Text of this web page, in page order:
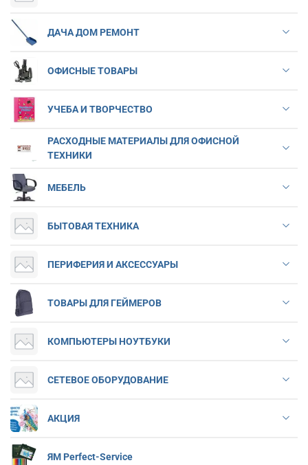
ДАЧА ДОМ РЕМОНТ
ОФИСНЫЕ ТОВАРЫ
УЧЕБА И ТВОРЧЕСТВО
РАСХОДНЫЕ МАТЕРИАЛЫ ДЛЯ ОФИСНОЙ
ТЕХНИКИ
МЕБЕЛЬ
БЫТОВАЯ ТЕХНИКА
ПЕРИФЕРИЯ И АКСЕССУАРЫ
ТОВАРЫ ДЛЯ ГЕЙМЕРОВ
КОМПЬЮТЕРЫ НОУТБУКИ
СЕТЕВОЕ ОБОРУДОВАНИЕ
АКЦИЯ
ЯМ Perfect-Service